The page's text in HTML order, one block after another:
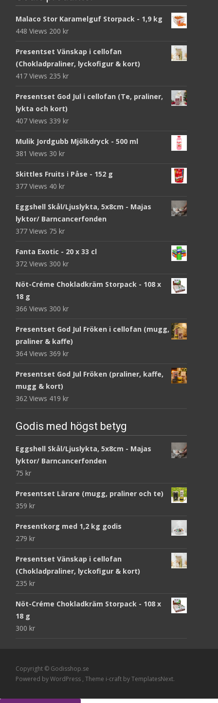
Malaco Stor Karamelguf Storpack - 1,9 kg
448 Views 200 kr
Presentset Vänskap i cellofan
(Chokladpraliner, lyckofigur & kort)
417 Views 235 kr
Presentset God Jul i cellofan (Te, praliner,
lykta och kort)
407 Views 339 kr
Mulik Jordgubb Mjölkdryck - 500 ml
381 Views 30 kr
Skittles Fruits i Påse - 152 g
377 Views 40 kr
Eggshell Skål/Ljuslykta, 5x8cm - Majas
lyktor/ Barncancerfonden
377 Views 75 kr
Fanta Exotic - 20 x 33 cl
372 Views 300 kr
Nöt-Créme Chokladkräm Storpack - 108 x
18 g
366 Views 300 kr
Presentset God Jul Fröken i cellofan (mugg,
praliner & kaffe)
364 Views 369 kr
Presentset God Jul Fröken (praliner, kaffe,
mugg & kort)
362 Views 419 kr
Godis med högst betyg
Eggshell Skål/Ljuslykta, 5x8cm - Majas
lyktor/ Barncancerfonden
75 kr
Presentset Lärare (mugg, praliner och te)
359 kr
Presentkorg med 1,2 kg godis
279 kr
Presentset Vänskap i cellofan
(Chokladpraliner, lyckofigur & kort)
235 kr
Nöt-Créme Chokladkräm Storpack - 108 x
18 g
300 kr
Copyright © Godisshop.se
Powered by WordPress , Theme i-craft by TemplatesNext.